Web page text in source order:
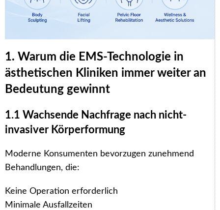
1. Warum die EMS-Technologie in
ästhetischen Kliniken immer weiter an
Bedeutung gewinnt
1.1 Wachsende Nachfrage nach nicht-
invasiver Körperformung
Moderne Konsumenten bevorzugen zunehmend
Behandlungen, die:
Keine Operation erforderlich
Minimale Ausfallzeiten